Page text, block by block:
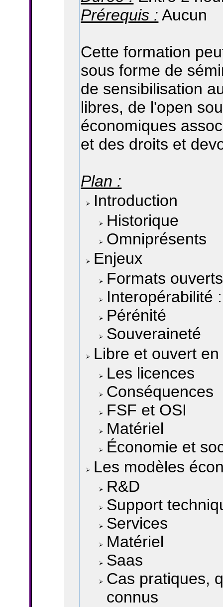
Prérequis : Aucun
Cette formation
sous forme de
de sensibilisation
libres, de l'open
économiques
et des droits et
Plan :
Introduction
Historique
Omniprésents
Enjeux
Formats ouverts
Interopérabilité
Pérénité
Souveraineté
Libre et ouvert
Les licences
Conséquences
FSF et OSI
Matériel
Économie et
Les modèles
R&D
Support
Services
Matériel
Saas
Cas pratiques,
connus